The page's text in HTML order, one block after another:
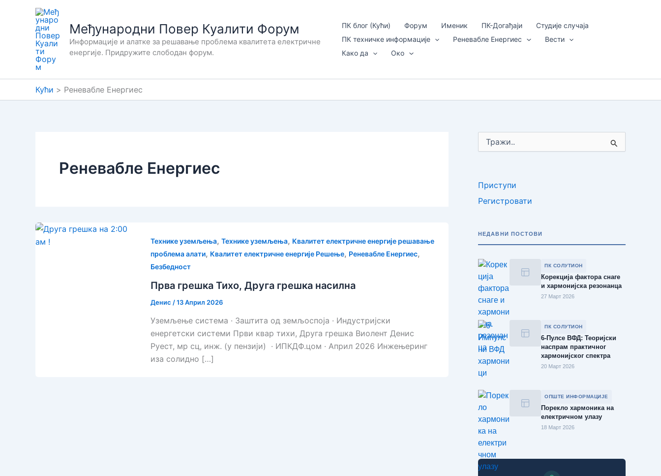
Прескочи
Међународни Повер Куалити Форум
Информације и алатке за решавање проблема квалитета електричне
енергије. Придружите слободан форум.
ПК блог (Кући) Форум Именик ПК-Догађаји
Студије случаја
ПК техничке информације
Реневабле Енергиес
Вести
Како да
Око
Кући Реневабле Енергиес
Реневабле Енергиес
Технике уземљења, Технике уземљења, Квалитет електричне енергије решавање
проблема алати, Квалитет електричне енергије Решење, Реневабле Енергиес,
Безбедност
Прва грешка Тихо, Друга грешка насилна
Денис /13 Април 2026
Уземљење система · Заштита од земљоспоја · Индустријски
енергетски системи Први квар тихи, Друга грешка Виолент Денис
Руест, мр сц, инж. (у пензији) · ИПКДФ.цом · Април 2026 Инжењеринг
иза солидно […]
њ
з
Приступи
Регистровати
НЕДАВНИ ПОСТОВИ
ПК СОЛУТИОН
Корекција фактора снаге
и хармонијска резонанца
27 Март 2026
ПК СОЛУТИОН
6-Пулсе ВФД: Теоријски
наспрам практичног
хармонијског спектра
20 Март 2026
ОПШТЕ ИНФОРМАЦИЈЕ
Порекло хармоника на
електричном улазу
18 Март 2026